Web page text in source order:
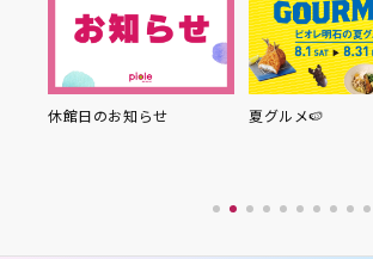
休館日のお知らせ 夏グルメ🍉